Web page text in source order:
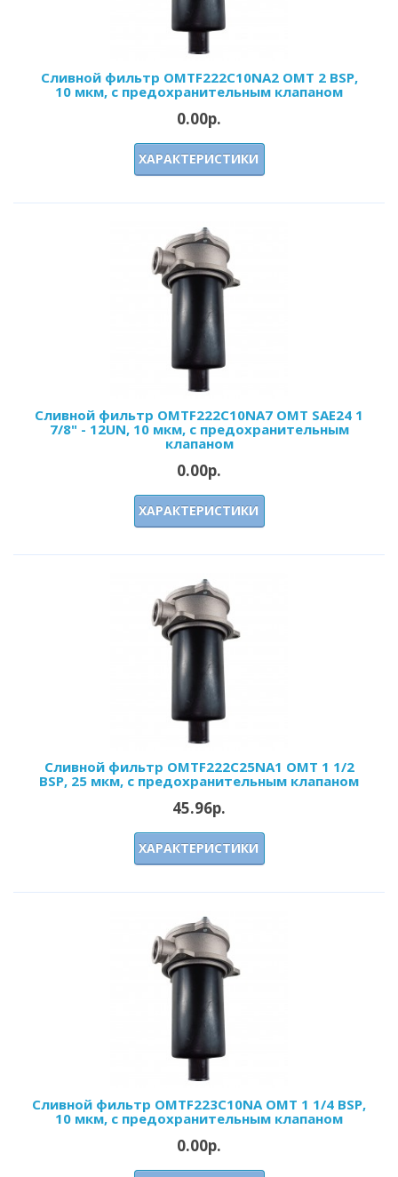
Сливной фильтр OMTF222С10NA2 OMT 2 BSP,
10 мкм, с предохранительным клапаном
0.00р.
ХАРАКТЕРИСТИКИ
Сливной фильтр OMTF222С10NA7 OMT SAE24 1
7/8" - 12UN, 10 мкм, с предохранительным
клапаном
0.00р.
ХАРАКТЕРИСТИКИ
Сливной фильтр OMTF222С25NA1 OMT 1 1/2
BSP, 25 мкм, с предохранительным клапаном
45.96р.
ХАРАКТЕРИСТИКИ
Сливной фильтр OMTF223С10NA OMT 1 1/4 BSP,
10 мкм, с предохранительным клапаном
0.00р.